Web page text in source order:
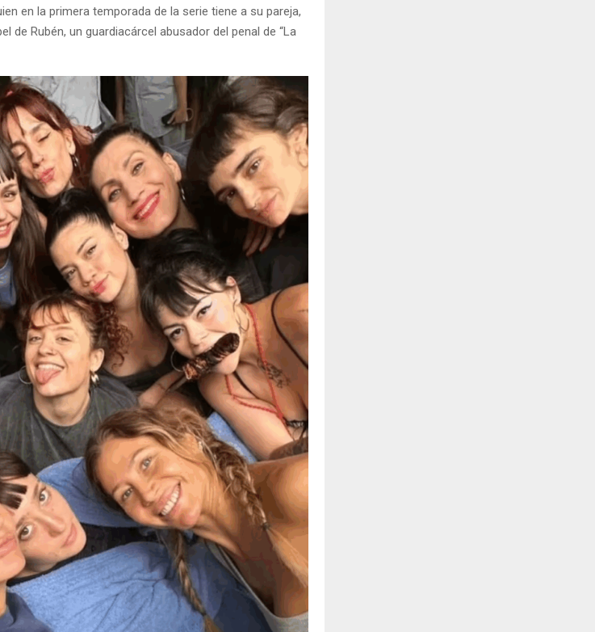
en la primera temporada de la serie tiene a su pareja,
de Rubén, un guardiacárcel abusador del penal de “La